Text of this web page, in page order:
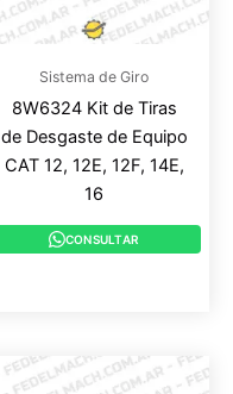
Sistema de Giro
8W6324 Kit de Tiras
de Desgaste de Equipo
CAT 12, 12E, 12F, 14E,
16
CONSULTAR